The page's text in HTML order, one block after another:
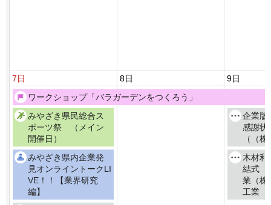
7日 8日
9日
ワークショップ「バラガーデンをつくろう」
みやざき県民総合ス
ポーツ祭 （メイン
開催日）
企業版
感謝状
（（
みやざき県内企業発
見オンライントークLI
VE！！【業界研究
編】
木材利
結式（
業（株
工業（